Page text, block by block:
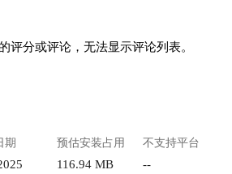
评分或评论，无法显示评论列表。
期 预估安装占用
116.94 MB
不支持平台
--